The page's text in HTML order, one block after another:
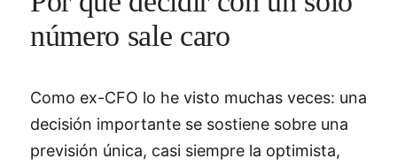
número sale caro
Como ex-CFO lo he visto muchas veces: una
decisión importante se sostiene sobre una
previsión única, casi siempre la optimista,